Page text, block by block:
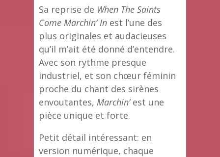
Sa reprise de When The Saints
Come Marchin’ In est l’une des
plus originales et audacieuses
qu’il m’ait été donné d’entendre.
Avec son rythme presque
industriel, et son chœur féminin
proche du chant des sirènes
envoutantes, Marchin’est une
pièce unique et forte.
Petit détail intéressant: en
version numérique, chaque